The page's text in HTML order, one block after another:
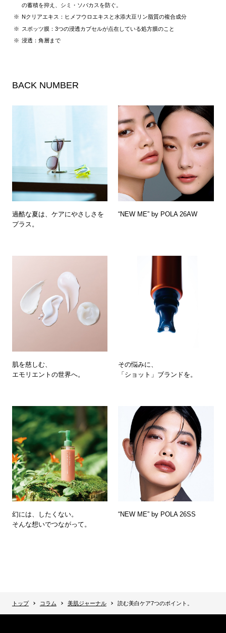
の蓄積を抑え、シミ・ソバカスを防ぐ。
Nクリアエキス：ヒメフウロエキスと水添大豆リン脂質の複合成分
スポッツ膜：3つの浸透カプセルが点在している処方膜のこと
浸透：角層まで
BACK NUMBER
過酷な夏は、ケアにやさしさを
プラス。
“NEW ME” by POLA 26AW
肌を慈しむ、
エモリエントの世界へ。
その悩みに、
「ショット」ブランドを。
幻には、したくない。
そんな想いでつながって。
“NEW ME” by POLA 26SS
トップ コラム 美肌ジャーナル 読む美白ケア7つのポイント。